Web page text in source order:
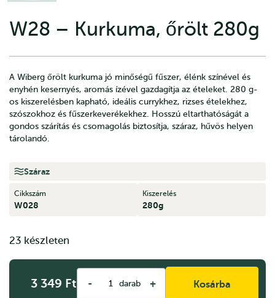
W28 – Kurkuma, őrölt 280g
A Wiberg őrölt kurkuma jó minőségű fűszer, élénk színével és
enyhén kesernyés, aromás ízével gazdagítja az ételeket. 280 g-
os kiszerelésben kapható, ideális currykhez, rizses ételekhez,
szószokhoz és fűszerkeverékekhez. Hosszú eltarthatóságát a
gondos szárítás és csomagolás biztosítja, száraz, hűvös helyen
tárolandó.
Száraz
Cikkszám
W028
Kiszerelés
280g
23 készleten
3 349 Ft - darab + Kosárba